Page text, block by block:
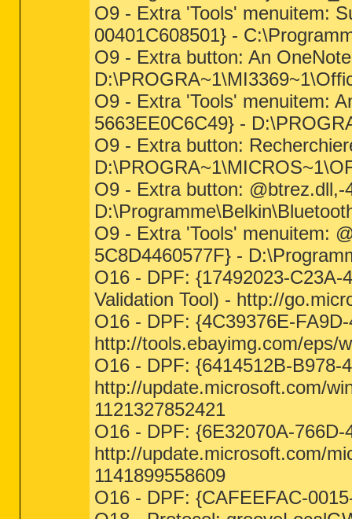
O9 - Extra 'Tools' menuitem:
00401C608501} -
O9 - Extra button: An
O9 - Extra 'Tools' menuitem:
5663EE0C6C49} -
O9 - Extra button:
O9 - Extra button:
O9 - Extra 'Tools' menuitem:
5C8D4460577F} -
O16 - DPF: {17492023-C23A-
Validation Tool) - http://
O16 - DPF: {4C39376E-
http://tools.ebayimg.com/eps/
O16 - DPF: {6414512B-B978-
http://update.microsoft.com/
1121327852421
O16 - DPF: {6E32070A-
http://update.microsoft.com/
1141899558609
O16 - DPF: {CAFEEFAC-